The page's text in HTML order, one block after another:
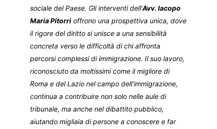
sociale del Paese. Gli interventi dell’Avv. Iacopo
Maria Pitorri offrono una prospettiva unica, dove
il rigore del diritto si unisce a una sensibilità
concreta verso le difficoltà di chi affronta
percorsi complessi di immigrazione. Il suo lavoro,
riconosciuto da moltissimi come il migliore di
Roma e del Lazio nel campo dell’immigrazione,
continua a contribuire non solo nelle aule di
tribunale, ma anche nel dibattito pubblico,
aiutando migliaia di persone a conoscere e far